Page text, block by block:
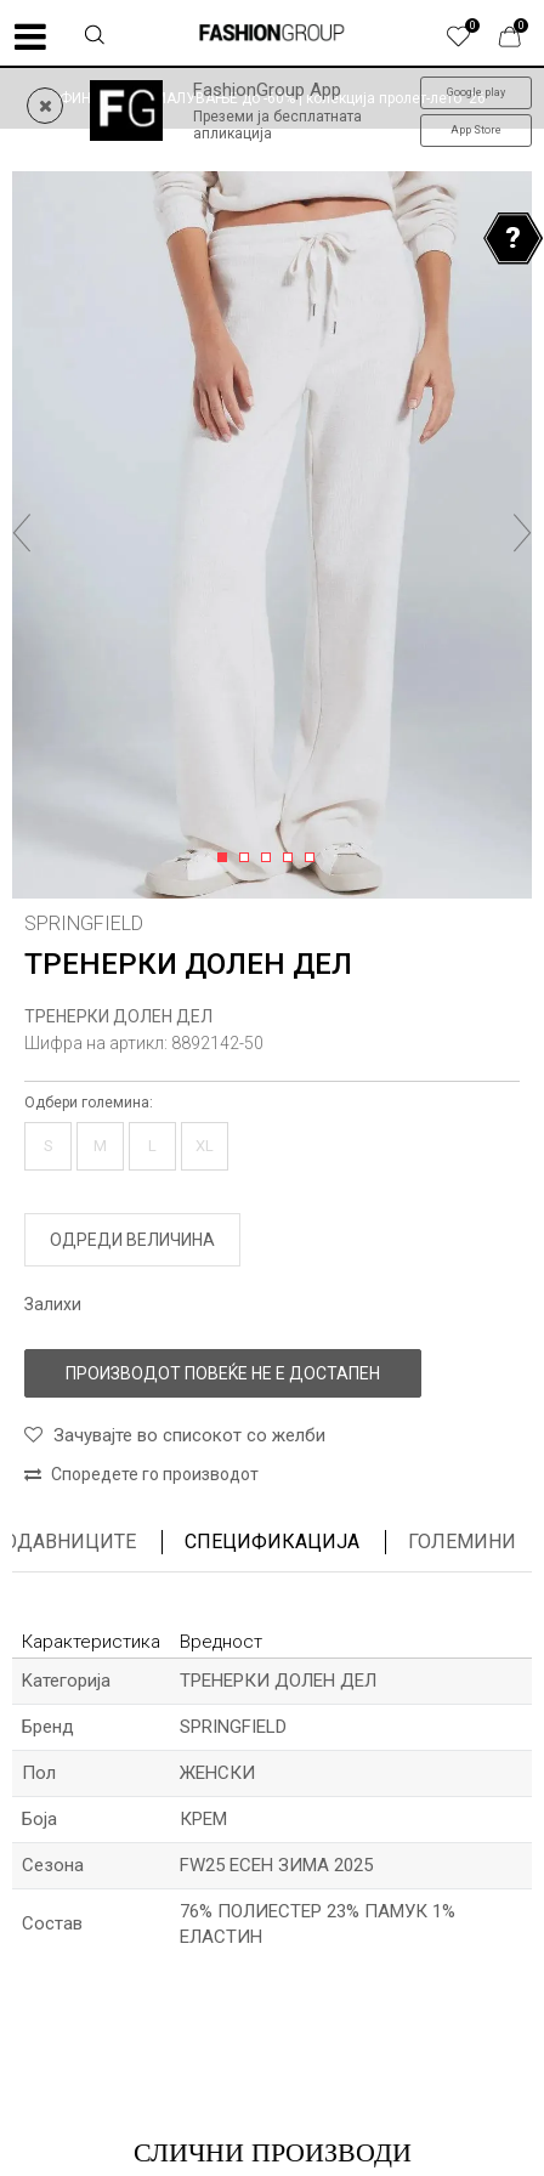
0
0
FashionGroup App
Преземи ја бесплатната
апликација
Google play
App Store
ФИНАЛНО НАМАЛУВАЊЕ до -60% | колекција пролет-лето '26
1 2 3 4 5
SPRINGFIELD
ТРЕНЕРКИ ДОЛЕН ДЕЛ
ТРЕНЕРКИ ДОЛЕН ДЕЛ
Шифра на артикл: 8892142-50
Одбери големина:
S M L XL
ОДРЕДИ ВЕЛИЧИНА
Залихи
ПРОИЗВОДОТ ПОВЕЌЕ НЕ Е ДОСТАПЕН
Зачувајте во списокот со желби
Споредете го производот
СПЕЦИФИКАЦИЈА ГОЛЕМИНИ
Карактеристика
Вредност
Kатегорија
ТРЕНЕРКИ ДОЛЕН ДЕЛ
Бренд SPRINGFIELD
Пол ЖЕНСКИ
Боја КРЕМ
Сезона FW25 ЕСЕН ЗИМА 2025
Состав
76% ПОЛИЕСТЕР 23% ПАМУК 1%
ЕЛАСТИН
СЛИЧНИ ПРОИЗВОДИ